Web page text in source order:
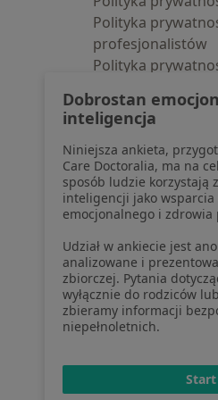
Polityka
profesjonalistów
Polityka
pozyskaliśmy
Polityka cookies
Jak działają
Dostępność
O nas
Praca
Partnerzy
Centrum prasowe
Kontakt
Dobrostan
inteligencja
Niniejsza ankieta,
Care Doctoralia, ma na
sposób ludzie korzystają
inteligencji jako
emocjonalnego i zdrowia
Udział w ankiecie jest
analizowane i
zbiorczej. Pytania
wyłącznie do rodziców
zbieramy informacji
niepełnoletnich.